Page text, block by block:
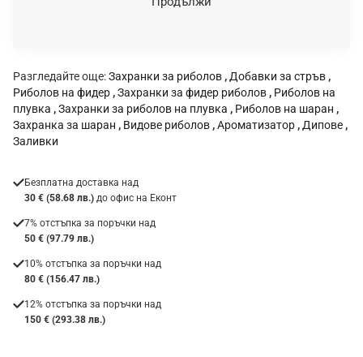
Разгледайте още:Захранки за риболов , Добавки за стръв ,
Риболов на фидер ,Захранки за фидер риболов , Риболов на
плувка ,Захранки за риболов на плувка , Риболов на шаран ,
Захранка за шаран , Видове риболов ,Ароматизатор , Дипове ,
Заливки
Безплатна доставка над
30 € (58.68 лв.) до офис на Еконт
7% отстъпка за поръчки над
50 € (97.79 лв.)
10% отстъпка за поръчки над
80 € (156.47 лв.)
12% отстъпка за поръчки над
150 € (293.38 лв.)